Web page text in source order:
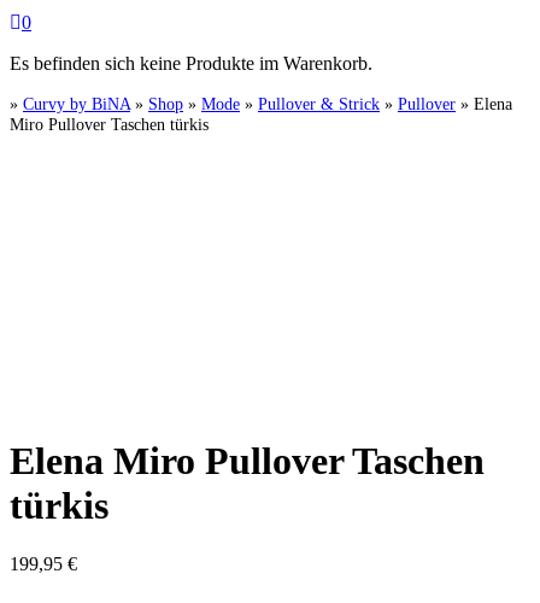
0
Es befinden sich keine Produkte im Warenkorb.
» Curvy by BiNA » Shop » Mode » Pullover & Strick » Pullover » Elena
Miro Pullover Taschen türkis
Elena Miro Pullover Taschen
türkis
199,95 €